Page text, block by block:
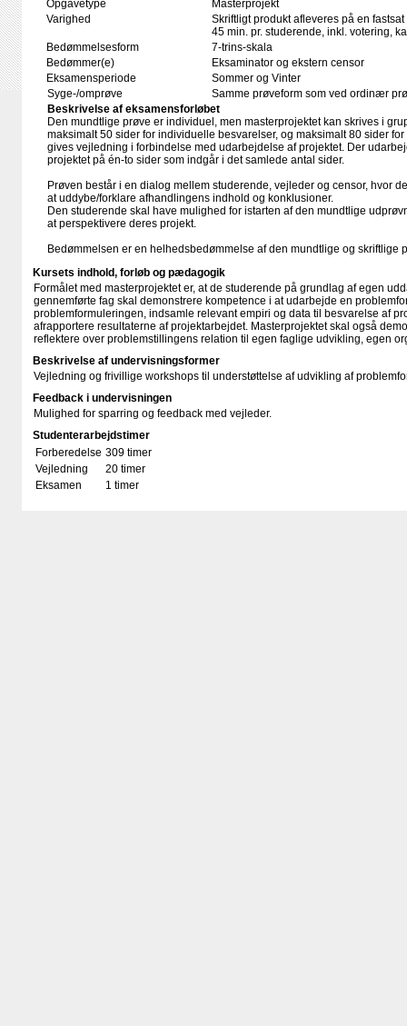
Opgavetype
Masterprojekt
Varighed
Skriftligt produkt afleveres på en
45 min. pr. studerende, inkl. votering,
Bedømmelsesform
7-trins-skala
Bedømmer(e)
Eksaminator og ekstern censor
Eksamensperiode
Sommer og Vinter
Syge-/omprøve
Samme prøveform som ved ordinær
Beskrivelse af eksamensforløbet
Den mundtlige prøve er individuel, men masterprojektet kan skrives i
maksimalt 50 sider for individuelle besvarelser, og maksimalt 80 sider
gives vejledning i forbindelse med udarbejdelse af projektet. Der
projektet på én-to sider som indgår i det samlede antal sider.
Prøven består i en dialog mellem studerende, vejleder og censor, hvor
at uddybe/forklare afhandlingens indhold og konklusioner.
Den studerende skal have mulighed for istarten af den mundtlige
at perspektivere deres projekt.
Bedømmelsen er en helhedsbedømmelse af den mundtlige og skriftlige
Kursets indhold, forløb og pædagogik
Formålet med masterprojektet er, at de studerende på grundlag af egen
gennemførte fag skal demonstrere kompetence i at udarbejde en
problemformuleringen, indsamle relevant empiri og data til besvarelse af
afrapportere resultaterne af projektarbejdet. Masterprojektet skal også
reflektere over problemstillingens relation til egen faglige udvikling, egen
Beskrivelse af undervisningsformer
Vejledning og frivillige workshops til understøttelse af udvikling af
Feedback i undervisningen
Mulighed for sparring og feedback med vejleder.
Studenterarbejdstimer
Forberedelse 309 timer
Vejledning
20 timer
Eksamen
1 timer